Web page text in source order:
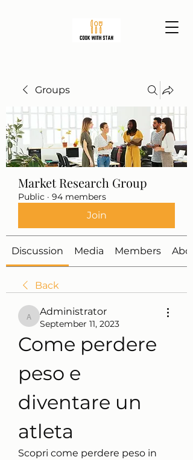
Groups
Market Research Group
Public · 94 members
Join
Discussion Media Members
Back
Administrator
Administrator
September 11, 2023
Come perdere
peso e
diventare un
atleta
Scopri come perdere peso in